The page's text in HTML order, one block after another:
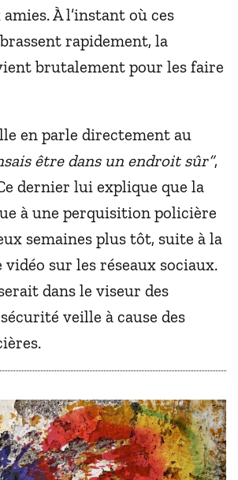
À l’instant où ces
rapidement, la
brutalement pour les faire
en parle directement au
être dans un endroit sûr”,
dernier lui explique que la
à une perquisition policière
semaines plus tôt, suite à la
vidéo sur les réseaux sociaux.
dans le viseur des
veille à cause des